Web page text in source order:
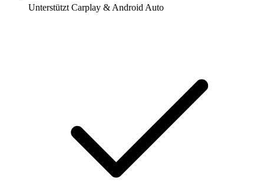
Unterstützt Carplay & Android Auto